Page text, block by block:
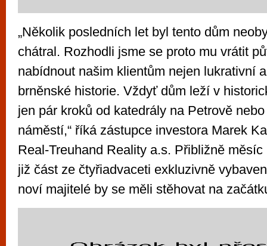
„Několik posledních let byl tento dům
chátral. Rozhodli jsme se proto mu vrátit
nabídnout našim klientům nejen lukrativní
brněnské historie. Vždyť dům leží v
jen pár kroků od katedrály na Petrově
náměstí,“ říká zástupce investora Marek
Real-Treuhand Reality a.s. Přibližně
již část ze čtyřiadvaceti exkluzivně
noví majitelé by se měli stěhovat na